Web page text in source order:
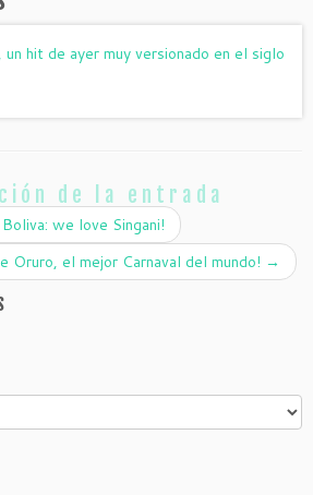
un hit de ayer muy versionado en el siglo
de la entrada
we love Singani!
Oruro, el mejor Carnaval del mundo! →